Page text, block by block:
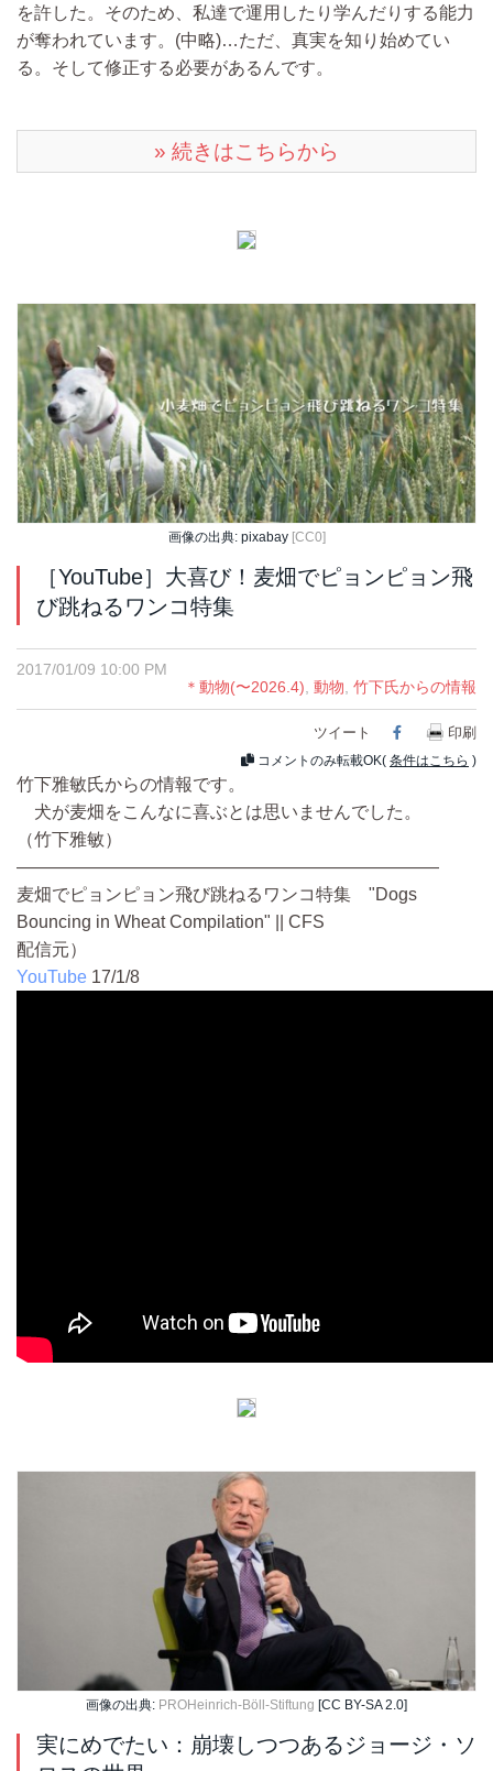
を許した。そのため、私達で運用したり学んだりする能力
が奪われています。 (中略)…ただ、真実を知り始めてい
る。そして修正する必要があるんです。
» 続きはこちらから
画像の出典: pixabay [CC0]
［YouTube］大喜び！麦畑でピョンピョン飛
び跳ねるワンコ特集
2017/01/09 10:00 PM
＊動物(〜2026.4) 動物 竹下氏からの情報
ツイート Facebook
印刷
コメントのみ転載OK( 条件はこちら )
竹下雅敏氏からの情報です。
犬が麦畑をこんなに喜ぶとは思いませんでした。
（竹下雅敏）
――――――――――――――――――――――――
麦畑でピョンピョン飛び跳ねるワンコ特集 "Dogs
Bouncing in Wheat Compilation" || CFS
配信元）
YouTube 17/1/8
画像の出典: PROHeinrich-Böll-Stiftung [CC BY-SA 2.0]
実にめでたい：崩壊しつつあるジョージ・ソ